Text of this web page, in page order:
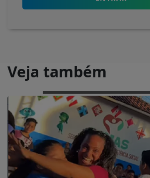
Veja também